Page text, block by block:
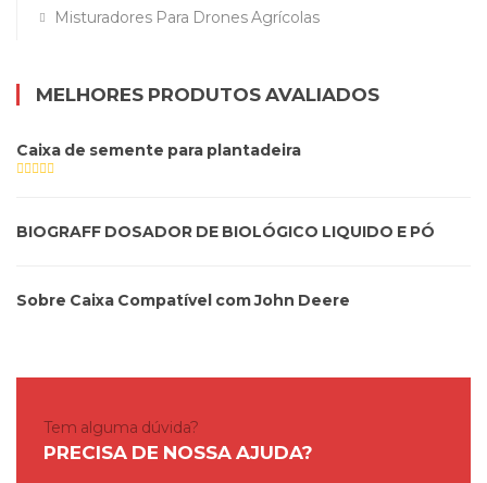
Misturadores Para Drones Agrícolas
MELHORES PRODUTOS AVALIADOS
Caixa de semente para plantadeira
BIOGRAFF DOSADOR DE BIOLÓGICO LIQUIDO E PÓ
Sobre Caixa Compatível com John Deere
Tem alguma dúvida?
PRECISA DE NOSSA AJUDA?